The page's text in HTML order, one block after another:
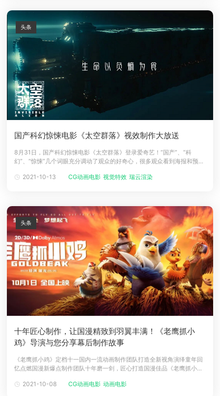
国产科幻惊悚电影《太空群落》视效制作大放送
8月31日，国产科幻惊悚电影《太空群落》登录爱奇艺！“国产”、“科
幻”、“惊悚”几个词眼充分调动了观众的好奇心，很多观众看到海报和预告
深深吸引！《太空群落》融合了外星生物、惊悚、科幻三大主题，在国际
2021-10-13 CG动画电影 视觉特效 瑞云渲染
头条
十年匠心制作，让国漫精致到羽翼丰满！《老鹰抓小
鸡》导演与您分享幕后制作故事
《老鹰抓小鸡》定档十一国内一流动画制作团队打造全新视角演绎童年回
忆点燃国漫新爆点制作团队十年磨一剑，匠心打造国漫佳品《老鹰抓小
渲染倍感荣幸能成为《老鹰抓小鸡》的云渲染服务商，共耗费140万+机
2021-10-08 CG动画电影 动画电影
头条